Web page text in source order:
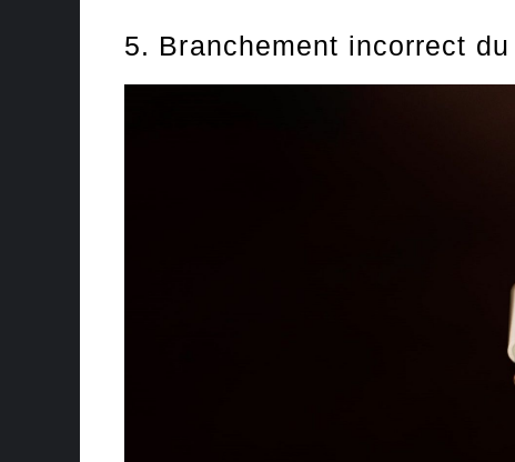
5. Branchement incorrect